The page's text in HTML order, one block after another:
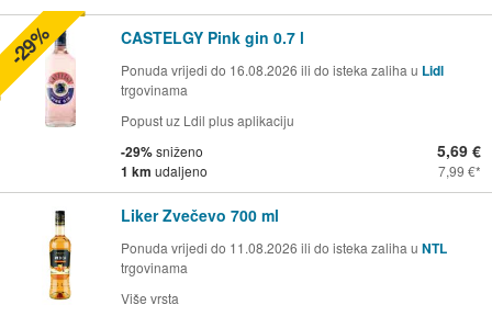
CASTELGY Pink gin 0.7 l
Ponuda vrijedi do 16.08.2026 ili do isteka zaliha u Lidl
trgovinama
Popust uz Ldil plus aplikaciju
-29%sniženo
1 km udaljeno
5,69 €
7,99 €
-29%
Liker Zvečevo 700 ml
Ponuda vrijedi do 11.08.2026 ili do isteka zaliha u NTL
trgovinama
Više vrsta